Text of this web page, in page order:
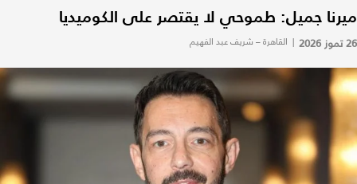
ميرنا جميل: طموحي لا يقتصر على الكوميديا
26 تموز 2026 | القاهرة – شريف عبد الفهيم